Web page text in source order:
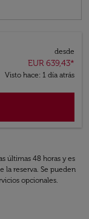
desde
EUR 639,43*
Visto hace: 1 día atrás
últimas 48 horas y es
la reserva. Se pueden
opcionales.